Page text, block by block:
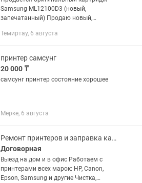
Samsung ML12100D3 (новый,
запечатанный) Продаю новый,
картридж Samsung ML12100D3.
Темиртау, 6 августа
принтер самсунг
20 000 ₸
самсунг принтер состояние хорошее
Мерке, 6 августа
Ремонт принтеров и заправка картриджей
Договорная
Выезд на дом и в офис Работаем с
принтерами всех марок: HP, Canon,
Epson, Samsung и другие Чистка,